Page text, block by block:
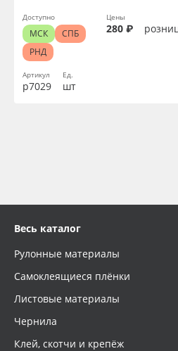
Артикул
р7029
Ед.
шт
Цены
280 ₽
Доступно
МСК
СПБ
РНД
Весь каталог
Рулонные материалы
Самоклеящиеся плёнки
Листовые материалы
Чернила
Клей, скотчи и крепёж